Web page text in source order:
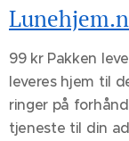
99 kr Pakken
leveres hjem til
ringer på
tjeneste til din